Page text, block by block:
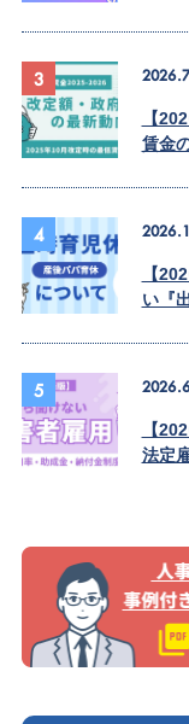
【
賃金
3
【
い『
4
【
法定
5